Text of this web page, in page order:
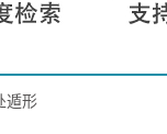
遁形